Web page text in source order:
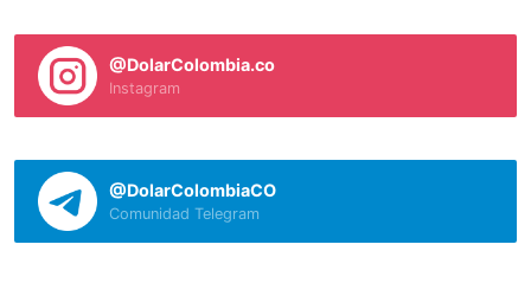
@DolarColombia.co
Instagram
@DolarColombiaCO
Comunidad Telegram